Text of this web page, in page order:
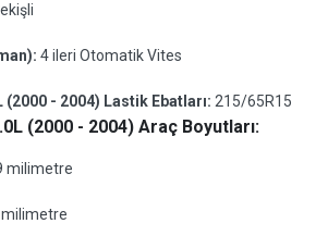
4 ileri Otomatik Vites
(2000 - 2004) Lastik Ebatları: 215/65R15
(2000 - 2004) Araç Boyutları:
milimetre